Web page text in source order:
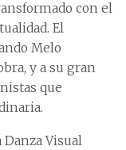
con el
El
Melo
y a su gran
que
Danza Visual